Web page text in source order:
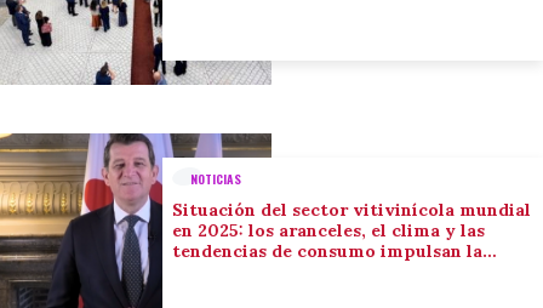
NOTICIAS
Situación del sector vitivinícola mundial
en 2025: los aranceles, el clima y las
tendencias de consumo impulsan la